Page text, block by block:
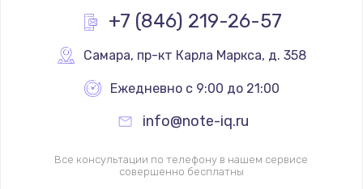
+7 (846) 219-26-57
Самара, пр-кт Карла Маркса, д. 358
Ежедневно с 9:00 до 21:00
info@note-iq.ru
Все консультации по телефону в нашем сервисе
совершенно бесплатны